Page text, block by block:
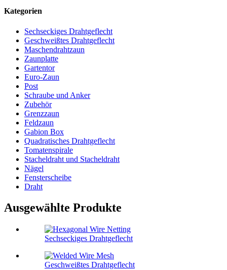
Kategorien
Sechseckiges Drahtgeflecht
Geschweißtes Drahtgeflecht
Maschendrahtzaun
Zaunplatte
Gartentor
Euro-Zaun
Post
Schraube und Anker
Zubehör
Grenzzaun
Feldzaun
Gabion Box
Quadratisches Drahtgeflecht
Tomatenspirale
Stacheldraht und Stacheldraht
Nägel
Fensterscheibe
Draht
Ausgewählte Produkte
Sechseckiges Drahtgeflecht
Geschweißtes Drahtgeflecht